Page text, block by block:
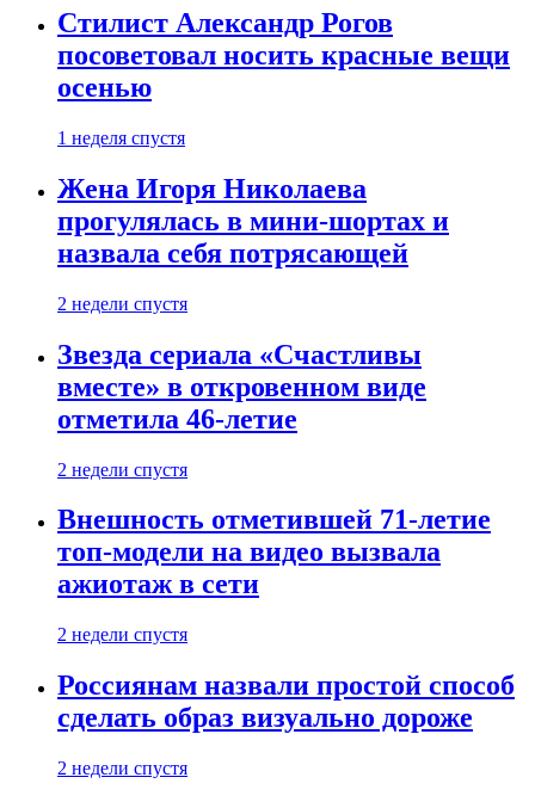
Стилист Александр Рогов
посоветовал носить красные вещи
осенью
1 неделя спустя
Жена Игоря Николаева
прогулялась в мини-шортах и
назвала себя потрясающей
2 недели спустя
Звезда сериала «Счастливы
вместе» в откровенном виде
отметила 46-летие
2 недели спустя
Внешность отметившей 71-летие
топ-модели на видео вызвала
ажиотаж в сети
2 недели спустя
Россиянам назвали простой способ
сделать образ визуально дороже
2 недели спустя